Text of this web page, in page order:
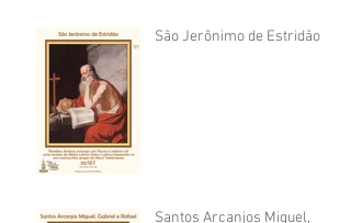
São Jerônimo de Estridão
Santos Arcanjos Miguel,